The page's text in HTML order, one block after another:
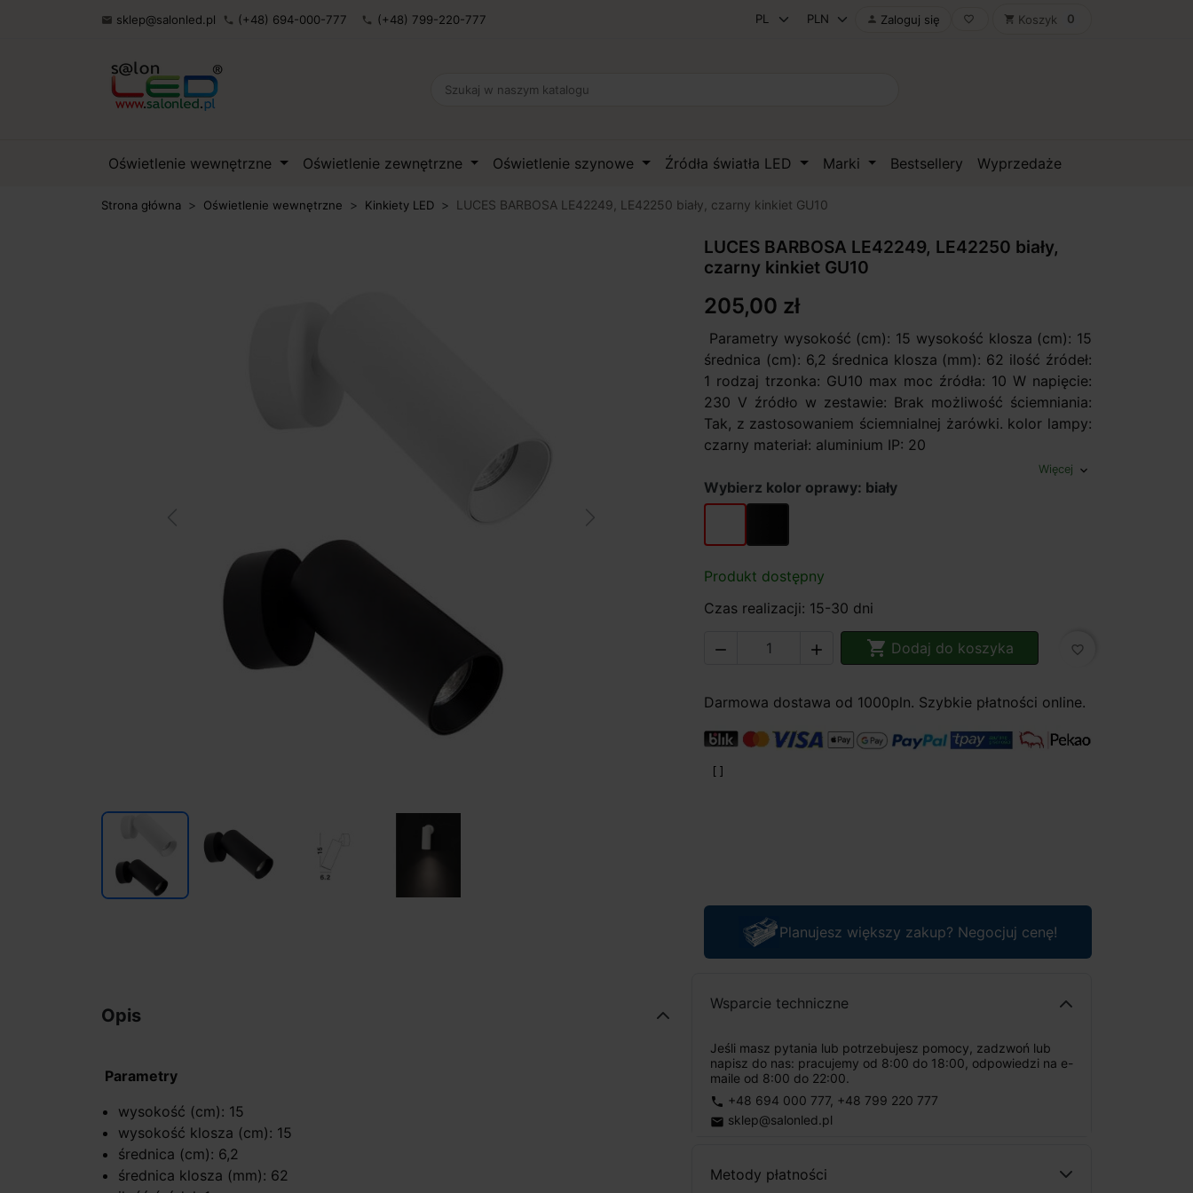
 sklep@salonled.pl phone (+48) 694-000-777 phone (+48) 799-220-777  Zaloguj się favorite_border shopping_cart Koszyk 0
Oświetlenie wewnętrzne Oświetlenie zewnętrzne Oświetlenie szynowe Źródła światła LED Marki Bestsellery Wyprzedaże
Strona główna Oświetlenie wewnętrzne Kinkiety LED LUCES BARBOSA LE42249, LE42250 biały, czarny kinkiet GU10
LUCES BARBOSA LE42249, LE42250 biały,
czarny kinkiet GU10
205,00 zł
Parametry wysokość (cm): 15 wysokość klosza (cm): 15
średnica (cm): 6,2 średnica klosza (mm): 62 ilość źródeł:
1 rodzaj trzonka: GU10 max moc źródła: 10 W napięcie:
230 V źródło w zestawie: Brak możliwość ściemniania:
Tak, z zastosowaniem ściemnialnej żarówki. kolor lampy:
czarny materiał: aluminium IP: 20
Więcej expand_more
Wybierz kolor oprawy: biały
biały czarny
Produkt dostępny
Czas realizacji: 15-30 dni
   Dodaj do koszyka favorite_border
Darmowa dostawa od 1000pln. Szybkie płatności online.
Planujesz większy zakup? Negocjuj cenę!
Wsparcie techniczne
Jeśli masz pytania lub potrzebujesz pomocy, zadzwoń lub
napisz do nas: pracujemy od 8:00 do 18:00, odpowiedzi na e-
maile od 8:00 do 22:00.
phone +48 694 000 777, +48 799 220 777
email sklep@salonled.pl
Metody płatności
Opis
Parametry
wysokość (cm): 15
wysokość klosza (cm): 15
średnica (cm): 6,2
średnica klosza (mm): 62